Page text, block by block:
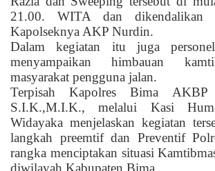
21.00. WITA dan dikendalikan
Kapolseknya AKP Nurdin.
Dalam kegiatan itu juga
menyampaikan himbauan
masyarakat pengguna jalan.
Terpisah Kapolres Bima
S.I.K.,M.I.K., melalui Kasi
Widayaka menjelaskan kegiatan
langkah preemtif dan Preventif
rangka menciptakan situasi
diwilayah Kabupaten Bima.